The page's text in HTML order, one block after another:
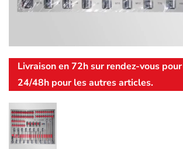
Livraison en 72h sur rendez-vous
24/48h pour les autres articles.